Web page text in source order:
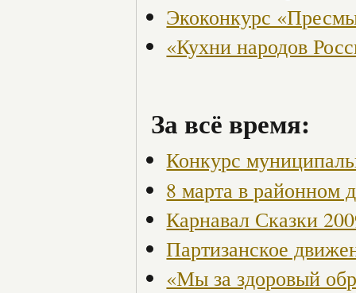
Экоконкурс
«Кухни народов
За всё время:
Конкурс
8 марта в районном
Карнавал Сказки
Партизанское
«Мы за здоровый